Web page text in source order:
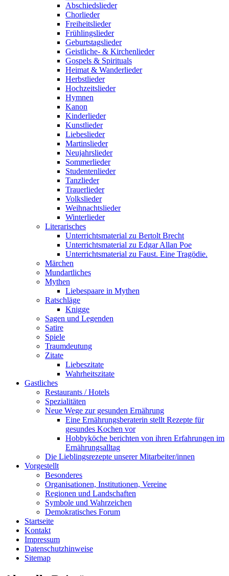
Abschiedslieder
Chorlieder
Freiheitslieder
Frühlingslieder
Geburtstagslieder
Geistliche- & Kirchenlieder
Gospels & Spirituals
Heimat & Wanderlieder
Herbstlieder
Hochzeitslieder
Hymnen
Kanon
Kinderlieder
Kunstlieder
Liebeslieder
Martinslieder
Neujahrslieder
Sommerlieder
Studentenlieder
Tanzlieder
Trauerlieder
Volkslieder
Weihnachtslieder
Winterlieder
Literarisches
Unterrichtsmaterial zu Bertolt Brecht
Unterrichtsmaterial zu Edgar Allan Poe
Unterrichtsmaterial zu Faust. Eine Tragödie.
Märchen
Mundartliches
Mythen
Liebespaare in Mythen
Ratschläge
Knigge
Sagen und Legenden
Satire
Spiele
Traumdeutung
Zitate
Liebeszitate
Wahrheitszitate
Gastliches
Restaurants / Hotels
Spezialitäten
Neue Wege zur gesunden Ernährung
Eine Ernährungsberaterin stellt Rezepte für
gesundes Kochen vor
Hobbyköche berichten von ihren Erfahrungen im
Ernährungsalltag
Die Lieblingsrezepte unserer Mitarbeiter/innen
Vorgestellt
Besonderes
Organisationen, Institutionen, Vereine
Regionen und Landschaften
Symbole und Wahrzeichen
Demokratisches Forum
Startseite
Kontakt
Impressum
Datenschutzhinweise
Sitemap